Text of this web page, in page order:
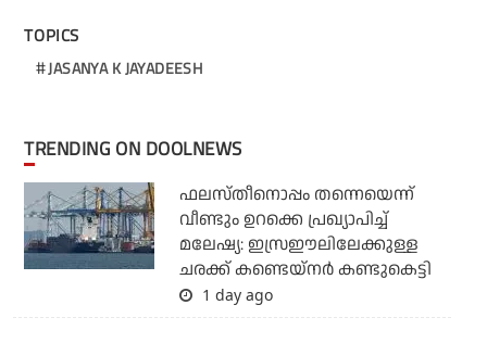
TOPICS
JASANYA K JAYADEESH
TRENDING ON DOOLNEWS
ഫലസ്തീനൊപ്പം തന്നെയെന്ന്
വീണ്ടും ഉറക്കെ പ്രഖ്യാപിച്ച്
മലേഷ്യ: ഇസ്രഈലിലേക്കുള്ള
ചരക്ക് കണ്ടെയ്‌നര്‍ കണ്ടുകെട്ടി
1 day ago